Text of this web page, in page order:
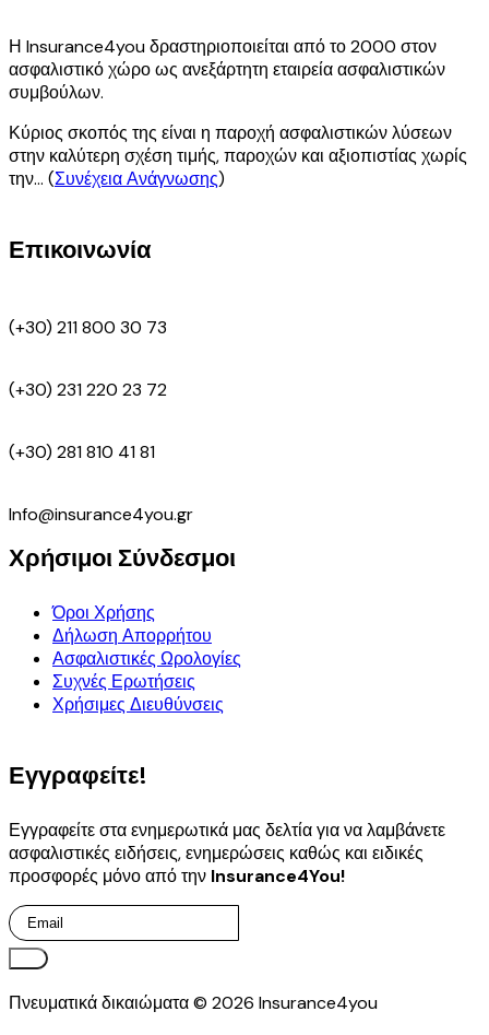
Η Insurance4you δραστηριοποιείται από το 2000 στον
ασφαλιστικό χώρο ως ανεξάρτητη εταιρεία ασφαλιστικών
συμβούλων.
Κύριος σκοπός της είναι η παροχή ασφαλιστικών λύσεων
στην καλύτερη σχέση τιμής, παροχών και αξιοπιστίας χωρίς
την... (Συνέχεια Ανάγνωσης)
Επικοινωνία
(+30) 211 800 30 73
(+30) 231 220 23 72
(+30) 281 810 41 81
Info@insurance4you.gr
Χρήσιμοι Σύνδεσμοι
Όροι Χρήσης
Δήλωση Απορρήτου
Ασφαλιστικές Ωρολογίες
Συχνές Ερωτήσεις
Χρήσιμες Διευθύνσεις
Εγγραφείτε!
Εγγραφείτε στα ενημερωτικά μας δελτία για να λαμβάνετε
ασφαλιστικές ειδήσεις, ενημερώσεις καθώς και ειδικές
προσφορές μόνο από την Insurance4You!
Πνευματικά δικαιώματα © 2026 Insurance4you